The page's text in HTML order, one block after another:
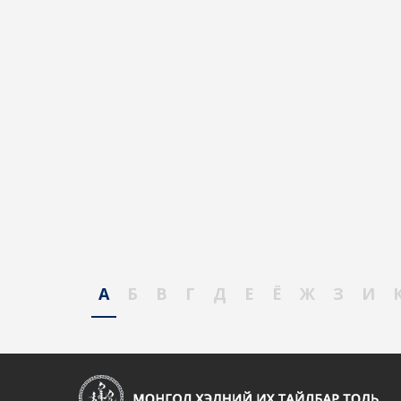
А Б В Г Д Е Ё Ж З И